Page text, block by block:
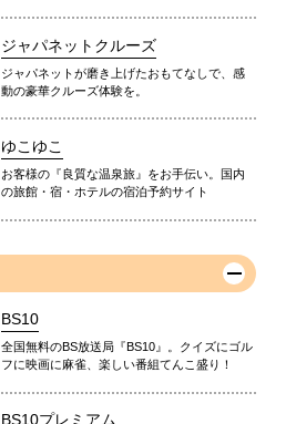
ジャパネットクルーズ
ジャパネットが磨き上げたおもてなしで、感
動の豪華クルーズ体験を。
ゆこゆこ
お客様の『良質な温泉旅』をお手伝い。国内
の旅館・宿・ホテルの宿泊予約サイト
BS10
全国無料のBS放送局『BS10』。クイズにゴル
フに映画に麻雀、楽しい番組てんこ盛り！
BS10プレミアム